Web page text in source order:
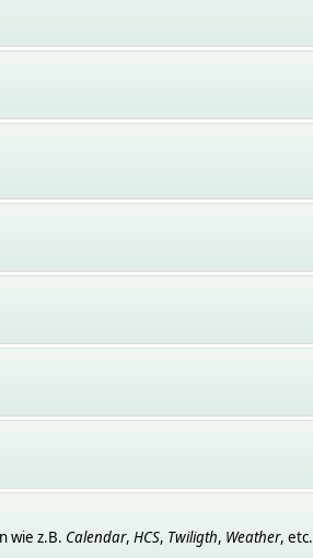
wie z.B. Calendar, HCS, Twiligth, Weather, etc.